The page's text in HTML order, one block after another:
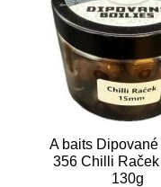
A baits
356 Chilli
130g